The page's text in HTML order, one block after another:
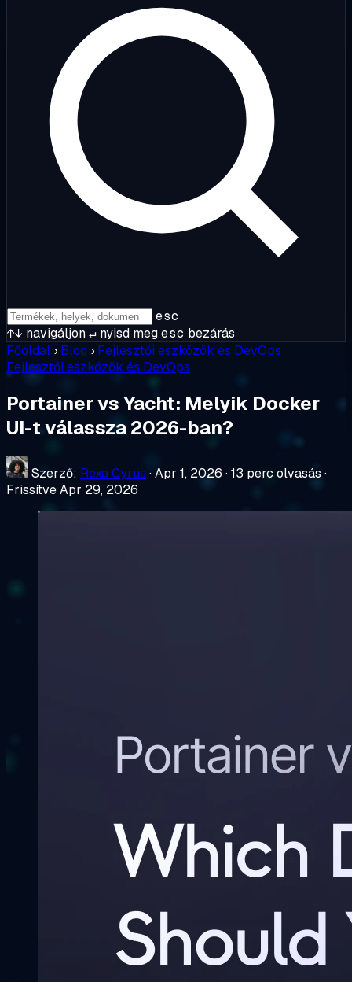
esc
↑↓ navigáljon↵ nyisd megesc bezárás
Főoldal › Blog › Fejlesztői eszközök és DevOps
Fejlesztői eszközök és DevOps
Portainer vs Yacht: Melyik Docker
UI-t válassza 2026-ban?
Szerző: Rexa Cyrus ·Apr 1, 2026 ·13 perc olvasás ·
Frissítve Apr 29, 2026